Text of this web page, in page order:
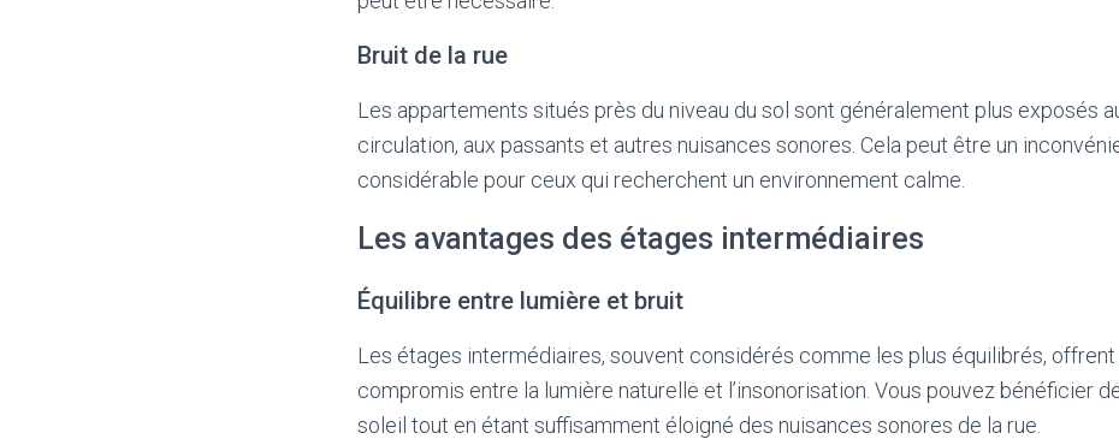
Bruit de la rue
Les appartements situés près du niveau du sol sont généralement plus exposés
circulation, aux passants et autres nuisances sonores. Cela peut être un
considérable pour ceux qui recherchent un environnement calme.
Les avantages des étages intermédiaires
Équilibre entre lumière et bruit
Les étages intermédiaires, souvent considérés comme les plus équilibrés, offrent
compromis entre la lumière naturelle et l’insonorisation. Vous pouvez bénéficier
soleil tout en étant suffisamment éloigné des nuisances sonores de la rue.